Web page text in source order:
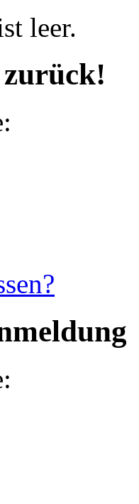
leer.